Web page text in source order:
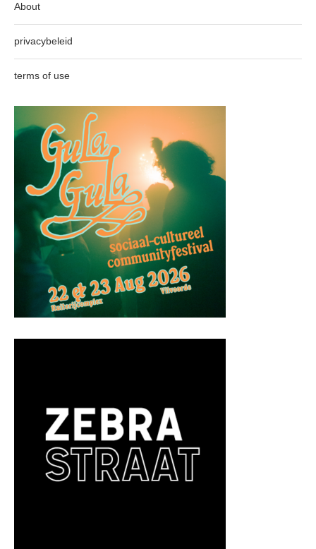
About
privacybeleid
terms of use